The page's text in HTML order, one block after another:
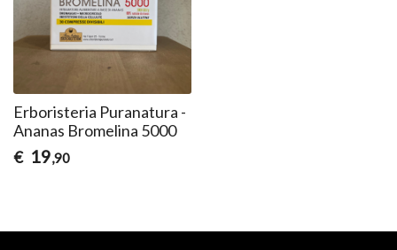
Erboristeria Puranatura -
Ananas Bromelina 5000
€ 19,90